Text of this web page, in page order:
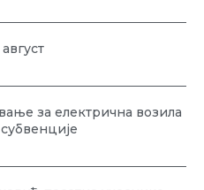
за електрична возила